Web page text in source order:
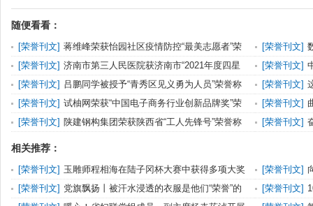
随便看看：
[荣誉刊文] 蒋维峰荣获怡园社区疫情防控“最美志愿者”荣
誉称号
[荣誉刊文]
数字化转型优
[荣誉刊文] 济南市第三人民医院获济南市“2021年度四星
级平安单位”称号
[荣誉刊文]
[荣誉刊文] 吕鹏同学被授予“青秀区见义勇为人员”荣誉称
号
[荣誉刊文]
核本领？
[荣誉刊文] 试柚网荣获“中国电子商务行业创新品牌奖”荣
誉称号
[荣誉刊文]
[荣誉刊文] 陕建钢构集团荣获陕西省“工人先锋号”荣誉称
[荣誉刊文]
相关推荐：
[荣誉刊文] 玉雕师程相海在陆子冈杯大赛中获得多项大奖 [荣誉刊文]
享！
[荣誉刊文] 党旗飘扬丨被汗水浸透的衣服是他们“荣誉”的
[荣誉刊文]